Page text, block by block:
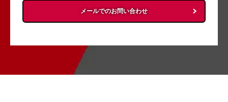
メールでのお問い合わせ